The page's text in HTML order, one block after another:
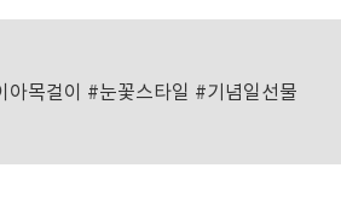
아목걸이 #눈꽃스타일 #기념일선물